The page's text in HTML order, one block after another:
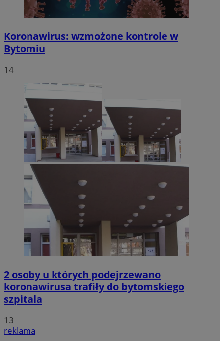
Koronawirus: wzmożone kontrole w
Bytomiu
14
2 osoby u których podejrzewano
koronawirusa trafiły do bytomskiego
szpitala
13
reklama